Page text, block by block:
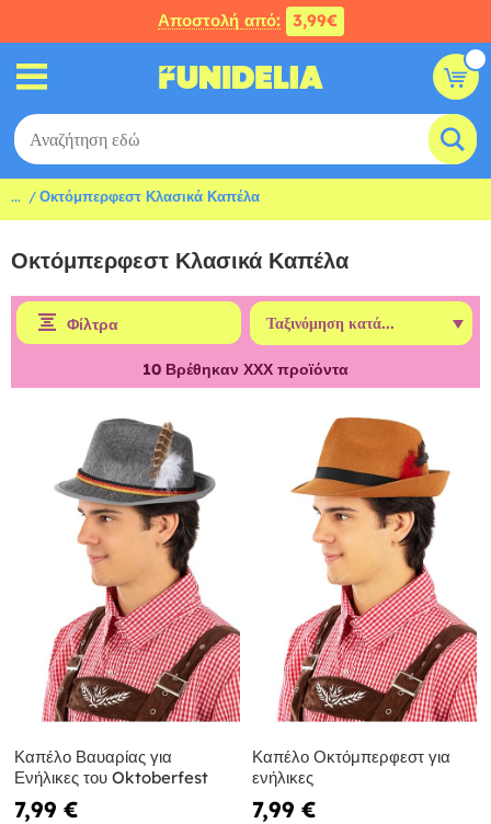
Αποστολή από: 3,99€
... Οκτόμπερφεστ Κλασικά Καπέλα
Οκτόμπερφεστ Κλασικά Καπέλα
Φίλτρα
10 Βρέθηκαν ΧΧΧ προϊόντα
Καπέλο Βαυαρίας για
Ενήλικες του Oktoberfest
7,99 €
Καπέλο Οκτόμπερφεστ για
ενήλικες
7,99 €